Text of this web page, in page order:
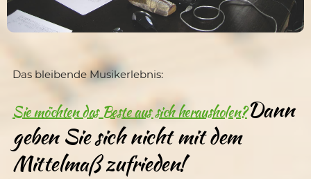
Das bleibende Musikerlebnis:
Sie möchten das Beste aus sich herausholen?Dann
geben Sie sich nicht mit dem
Mittelmaß zufrieden!